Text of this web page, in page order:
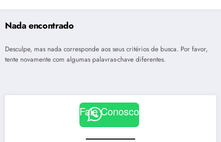
Nada encontrado
Desculpe, mas nada corresponde aos seus critérios de busca. Por favor,
tente novamente com algumas palavras-chave diferentes.
Fale Conosco